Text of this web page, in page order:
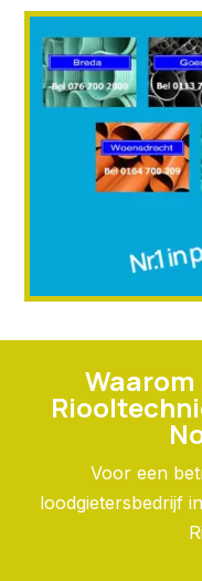
Waarom
Voor een
loodgietersbedrijf